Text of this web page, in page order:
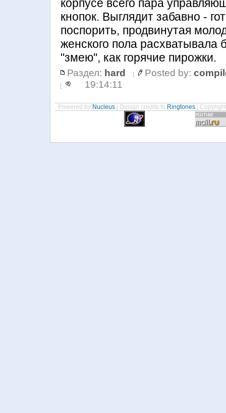
корпусе всего пара
кнопок. Выглядит забавно -
поспорить, продвинутая
женского пола расхватывала
"змею", как горячие пирожки.
Раздел: hard Posted by:
19:14:11
Powered by Nucleus | Design credits to Ringtones |